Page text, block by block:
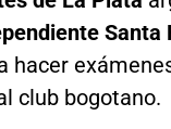
Santa
hacer
club bogotano.